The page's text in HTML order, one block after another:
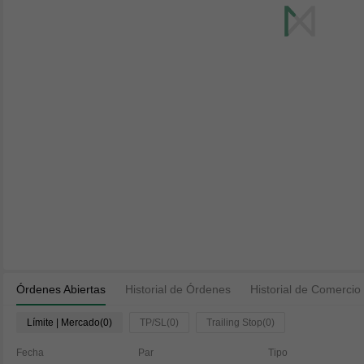
Órdenes Abiertas Historial de Órdenes Historial de Comercio
Límite | Mercado(0) TP/SL(0) Trailing Stop(0)
Fecha Par Tipo